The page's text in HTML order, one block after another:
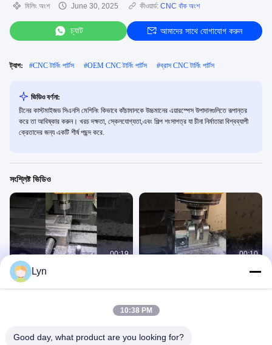
মিলিং অংশ June 30, 2025 কীওয়ার্ড: CNC বাঁক অংশ
চ্যাট আমাদের সাথে যোগাযোগ করুন
ট্যাগ: #CNC টার্নিং পার্টস #OEM CNC টার্নিং পার্টস #ব্রাস CNC টার্নিং পার্টস
ভিডিও বর্ণনা:
চীনের কাস্টমাইজড সিএনসি মেশিনিং কিভাবে কাঁচামালকে উচ্চমানের এয়ারস্পেস উপাদানগুলিতে রূপান্তর
করে তা আবিষ্কার করুন। খরচ দক্ষতা, স্কেলযোগ্যতা,এবং শিল্প শংসাপত্র যা চীনা নির্মাতারা বিশ্বব্যাপী
ক্রেতাদের জন্য একটি শীর্ষ পছন্দ করে.
সংশ্লিষ্ট ভিডিও
00:19
উচ্চ তাপমাত্রা খাদগুলির সিএনসি ফ্রিজিংঃ চরম
পরিবেশে উপাদান প্রক্রিয়াজাতকরণ
00:10
সিএনসি ফ্রিজিং মেশিনে গ্রাফাইট প্রক্রিয়াজাতকরণঃ
June 30, 2025
Lyn
10:38 PM
Good day, what product are you looking for?